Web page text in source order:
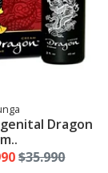
Dragon
$35.990